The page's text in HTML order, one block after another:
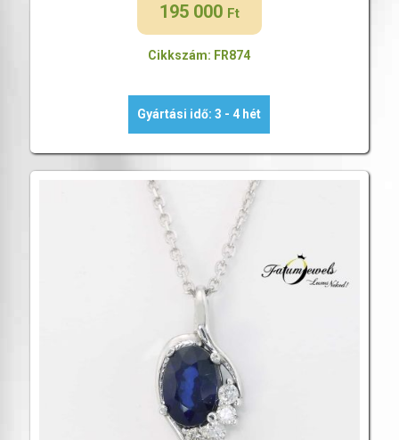
195 000 Ft
Cikkszám: FR874
Gyártási idő: 3 - 4 hét